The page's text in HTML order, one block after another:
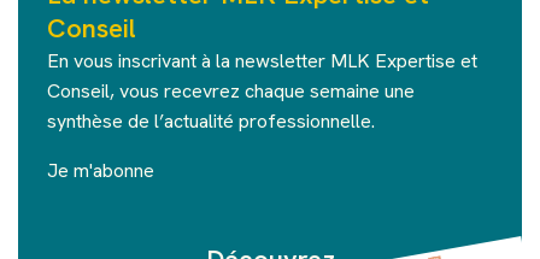
Conseil
En vous inscrivant à la newsletter MLK Expertise et
Conseil, vous recevrez chaque semaine une
synthèse de l’actualité professionnelle.
Je m'abonne